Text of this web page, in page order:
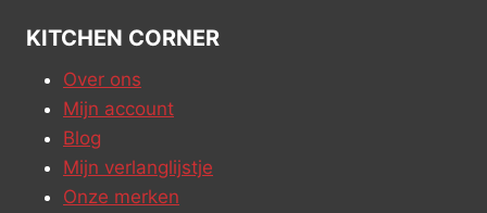
KITCHEN CORNER
Over ons
Mijn account
Blog
Mijn verlanglijstje
Onze merken